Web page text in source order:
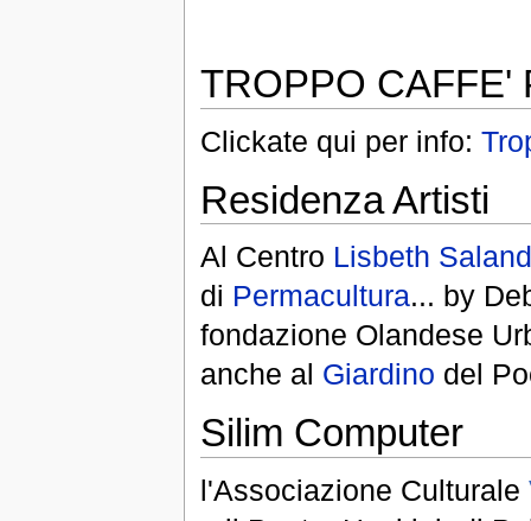
TROPPO CAFFE'
Clickate qui per info:
Residenza Artisti
Al Centro Lisbeth
di Permacultura... by
fondazione Olandese
anche al Giardino del
Silim Computer
l'Associazione Culturale